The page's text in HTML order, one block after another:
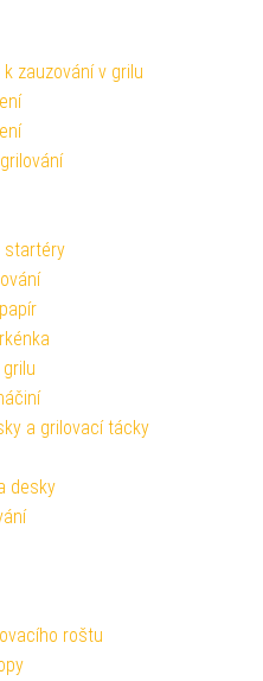
zauzování v grilu
startéry
a grilovací tácky
desky
roštu